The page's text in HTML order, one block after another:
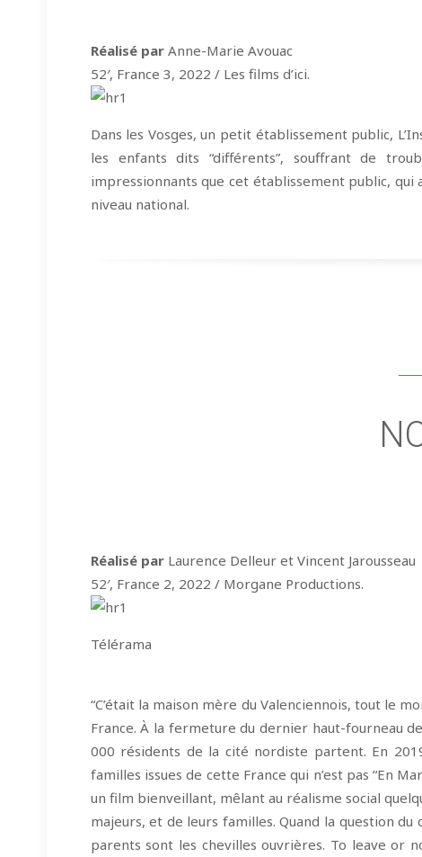
Réalisé parAnne-Marie Avouac
52′, France 3, 2022 / Les films d’ici.
Dans les Vosges, un petit établissement public,
les enfants dits “différents”, souffrant de
impressionnants que cet établissement public, qui
niveau national.
Réalisé parLaurence Delleur et Vincent Jarousseau
52′, France 2, 2022 / Morgane Productions.
Télérama
“C’était la maison mère du Valenciennois, tout le
France. À la fermeture du dernier haut-fourneau
000 résidents de la cité nordiste partent. En
familles issues de cette France qui n’est pas “En
un film bienveillant, mêlant au réalisme social
majeurs, et de leurs familles. Quand la question
parents sont les chevilles ouvrières. To leave or